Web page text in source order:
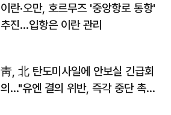
이란·오만, 호르무즈 '중앙항로 통항'
추진…입항은 이란 관리
靑, 北 탄도미사일에 안보실 긴급회
의…"유엔 결의 위반, 즉각 중단 촉